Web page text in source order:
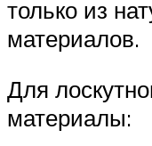
только из
материалов.
Для
материалы: